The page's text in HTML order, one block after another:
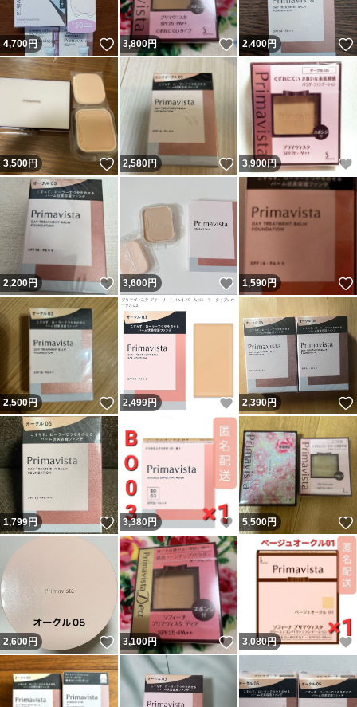
4,700円 いいね！
3,800円 いいね！
2,400円
3,500円 いいね！
2,580円 いいね！
3,900円
2,200円 いいね！
3,600円 いいね！
1,590円
2,500円 いいね！
2,499円 いいね！
2,390円
1,799円 いいね！
3,380円 いいね！
5,500円
2,600円 いいね！
3,100円 いいね！
3,080円